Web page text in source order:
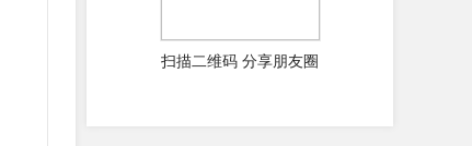
扫描二维码 分享朋友圈